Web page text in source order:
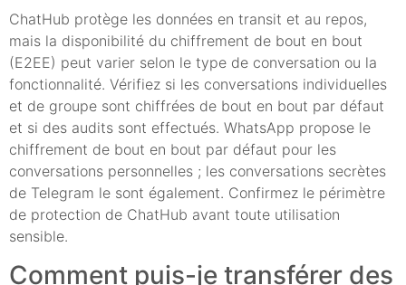
ChatHub protège les données en transit et au repos,
mais la disponibilité du chiffrement de bout en bout
(E2EE) peut varier selon le type de conversation ou la
fonctionnalité. Vérifiez si les conversations individuelles
et de groupe sont chiffrées de bout en bout par défaut
et si des audits sont effectués. WhatsApp propose le
chiffrement de bout en bout par défaut pour les
conversations personnelles ; les conversations secrètes
de Telegram le sont également. Confirmez le périmètre
de protection de ChatHub avant toute utilisation
sensible.
Comment puis-je transférer des